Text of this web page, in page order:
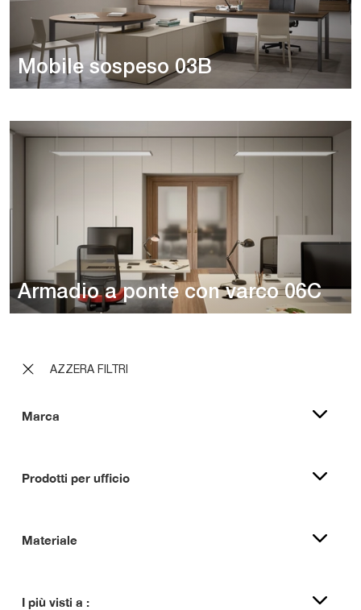
AZZERA FILTRI
Marca
Prodotti per ufficio
Materiale
I più visti a :
Mobile sospeso 03B
Armadio a ponte con varco 06C